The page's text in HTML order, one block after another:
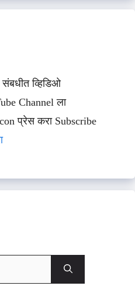
व्हिडिओ
Channel ला
प्रेस करा Subscribe